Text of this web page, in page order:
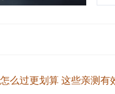
么过更划算 这些亲测有